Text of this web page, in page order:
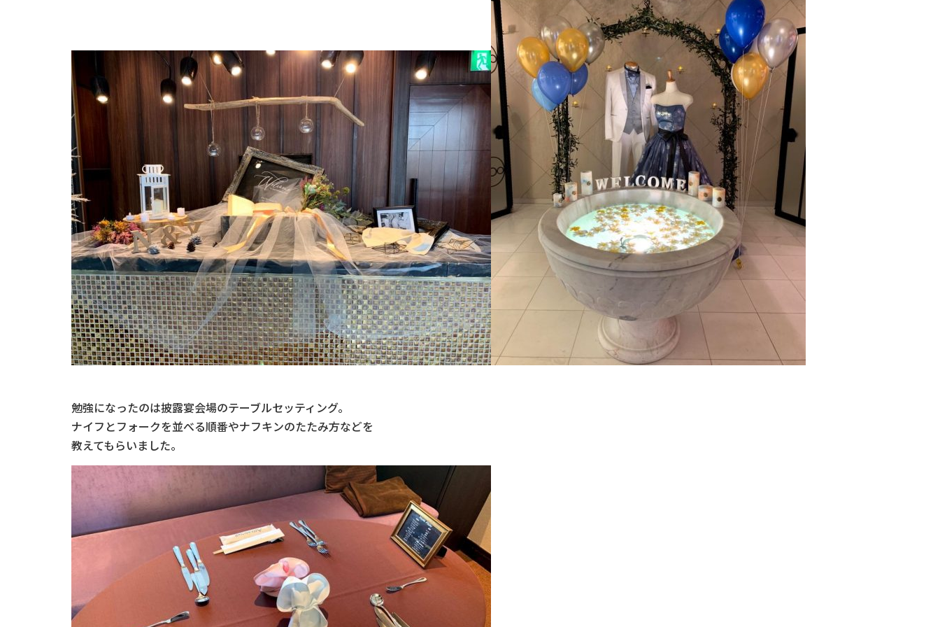
勉強になったのは披露宴会場のテーブルセッティング。
ナイフとフォークを並べる順番やナフキンのたたみ方などを
教えてもらいました。